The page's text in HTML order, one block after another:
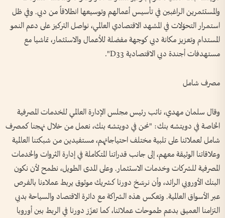
والمستثمرين الراغبين في تأسيس أعمالهم وتوسيعها انطلاقاً من دبي. وفي ظل
استمرار التحوّلات في المشهد الاقتصادي العالمي، نواصل التركيز على دعم النمو
المستدام وتعزيز مكانة دبي كوجهة مفضلة للأعمال والاستثمار، تماشيا مع
مستهدفات أجندة دبي الاقتصادية D33".
مصرف شامل
وقال سلمان مهدي، نائب رئيس مجلس الإدارة العالمي للخدمات المصرفية
الخاصة في دويتشه بنك: "نحن في دويتشه بنك، نعمل من خلال نهجنا كمصرف
شامل لعملائنا على تلبية مختلف احتياجاتهم، مستفيدين من شبكتنا العالمية
وعلاقاتنا الوثيقة معهم، إلى جانب قدراتنا المتكاملة في إدارة الثروات والخدمات
المصرفية للشركات وخدمات الاستثمار. وعلى المدى الطويل، نطمح لأن نكون
البنك الأوروبي الرائد، وأن نرسّخ دورنا كشريك موثوق يربط عملاءنا بالفرص
عبر الأسواق العالمية. وتعكس هذه الشراكة مع دائرة الاقتصاد والسياحة بدبي
التزامنا العميق بدعم طموحات عملائنا، كما تعزّز دورنا في الربط بين أوروبا